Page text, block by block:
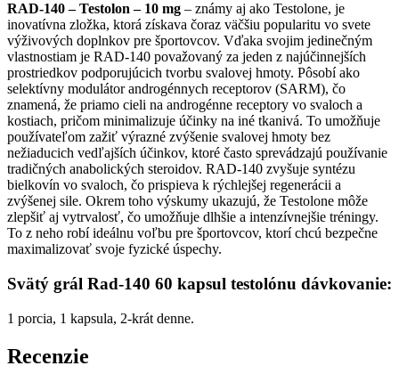
RAD-140 – Testolon – 10 mg – známy aj ako Testolone, je
inovatívna zložka, ktorá získava čoraz väčšiu popularitu vo svete
výživových doplnkov pre športovcov. Vďaka svojim jedinečným
vlastnostiam je RAD-140 považovaný za jeden z najúčinnejších
prostriedkov podporujúcich tvorbu svalovej hmoty. Pôsobí ako
selektívny modulátor androgénnych receptorov (SARM), čo
znamená, že priamo cieli na androgénne receptory vo svaloch a
kostiach, pričom minimalizuje účinky na iné tkanivá. To umožňuje
používateľom zažiť výrazné zvýšenie svalovej hmoty bez
nežiaducich vedľajších účinkov, ktoré často sprevádzajú používanie
tradičných anabolických steroidov. RAD-140 zvyšuje syntézu
bielkovín vo svaloch, čo prispieva k rýchlejšej regenerácii a
zvýšenej sile. Okrem toho výskumy ukazujú, že Testolone môže
zlepšiť aj vytrvalosť, čo umožňuje dlhšie a intenzívnejšie tréningy.
To z neho robí ideálnu voľbu pre športovcov, ktorí chcú bezpečne
maximalizovať svoje fyzické úspechy.
Svätý grál Rad-140 60 kapsul testolónu dávkovanie:
1 porcia, 1 kapsula, 2-krát denne.
Recenzie